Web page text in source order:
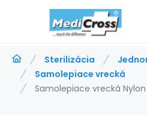
Sterilizácia
Samolepiace vrecká
Samolepiace vrecká Nylon